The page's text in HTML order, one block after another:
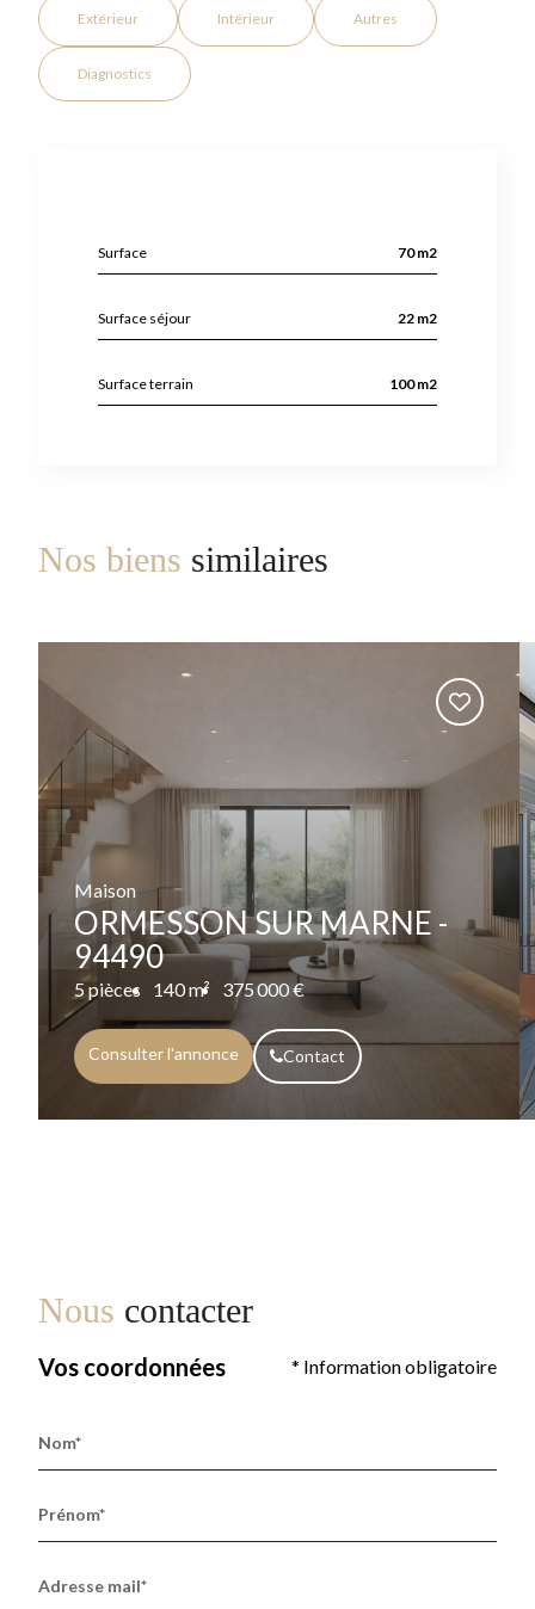
Extérieur Intérieur Autres
Diagnostics
Surface 70 m2
Surface séjour 22 m2
Surface terrain 100 m2
Nos biens similaires
Maison
ORMESSON SUR MARNE -
94490
5 pièces 140 m² 375 000 €
Consulter l'annonce Contact
Nous contacter
Vos coordonnées * Information obligatoire
Nom*
Prénom*
Adresse mail*